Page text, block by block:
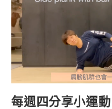
每週四分享小運